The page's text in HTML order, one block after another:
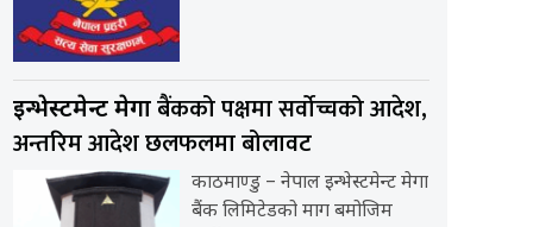
इन्भेस्टमेन्ट मेगाबैंकको पक्षमा सर्वाेच्चको आदेश,
अन्तरिम आदेश छलफलमा बोलावट
काठमाण्डु – नेपाल इन्भेस्टमेन्ट मेगा
बैंक लिमिटेडको माग बमोजिम